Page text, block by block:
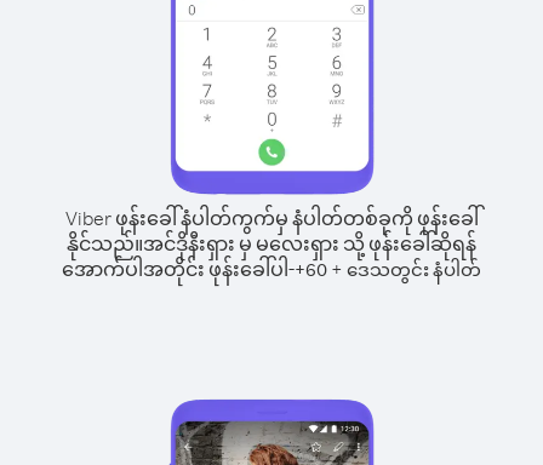
Viber ဖုန်းခေါ်နံပါတ်ကွက်မှ နံပါတ်တစ်ခုကို ဖုန်းခေါ်
နိုင်သည်။အင်ဒိုနီးရှား မှ မလေးရှား သို့ ဖုန်းခေါ်ဆိုရန်
အောက်ပါအတိုင်း ဖုန်းခေါ်ပါ-+60 + ဒေသတွင်း နံပါတ်